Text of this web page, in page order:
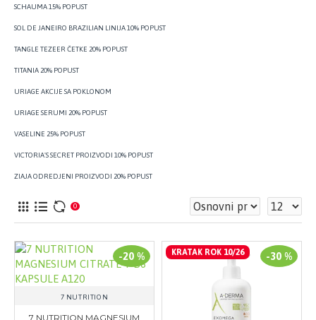
SCHAUMA 15% POPUST
SOL DE JANEIRO BRAZILIAN LINIJA 10% POPUST
TANGLE TEZEER ČETKE 20% POPUST
TITANIA 20% POPUST
URIAGE AKCIJE SA POKLONOM
URIAGE SERUMI 20% POPUST
VASELINE 25% POPUST
VICTORIA'S SECRET PROIZVODI 10% POPUST
ZIAJA ODREDJENI PROIZVODI 20% POPUST
0
-20 %
7 NUTRITION
7 NUTRITION MAGNESIUM
KRATAK ROK 10/26 -30 %